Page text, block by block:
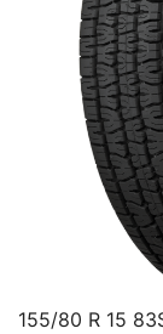
155/80 R 15